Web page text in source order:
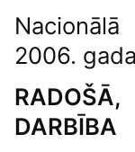
2006.
DARBĪBA